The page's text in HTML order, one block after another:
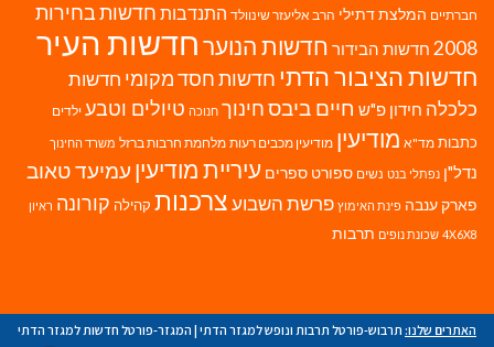
חברתיים המלצת דתילי הרב אליעזר שינוולד התנדבות חדשות בחירות
2008 חדשות הבידור חדשות הנוערחדשות העיר
חדשות הציבור הדתי חדשות חסד מקומי חדשות
כלכלה חידון פ"ש חיים ביבסחינוך חנוכה טיולים וטבע ילדים
כתבות מד"א מודיעין מודיעין מכבים רעות מלחמת חרבות ברזל משרד החינוך
נדל"ן נפתלי בנט נשים ספורט ספרים עיריית מודיעין עמיעד טאוב
פארק ענבה פינת האימוץ פרשת השבועצרכנות קהילה קורונה ראיון
4X6X8 שכונת נופים תרבות
האתרים שלנו: תרבוש-פורטל תרבות ונופש למגזר הדתי | המגזר-פורטל חדשות למגזר הדתי